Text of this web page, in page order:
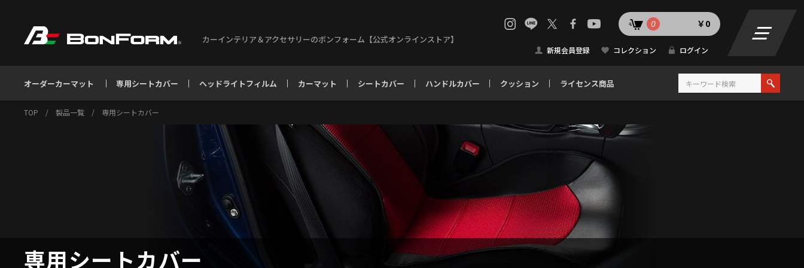
カーインテリア＆アクセサリーのボンフォーム【公式オンラインストア】
0 ￥0
新規会員登録 コレクション ログイン
オーダーカーマット 専用シートカバー ヘッドライトフィルム カーマット シートカバー ハンドルカバー クッション ライセンス商品
TOP / 製品一覧 / 専用シートカバー
専用シートカバー